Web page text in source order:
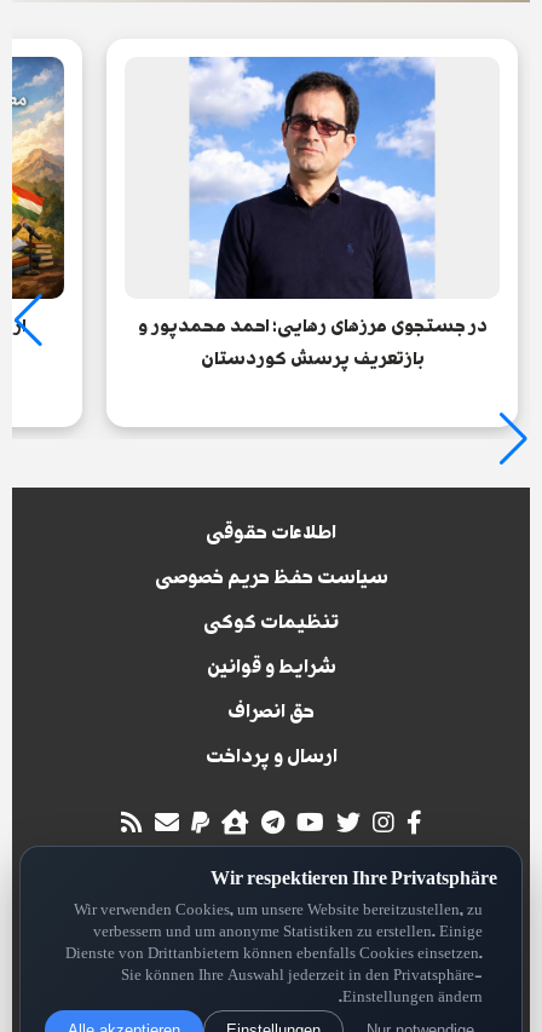
در جستجوی مرزهای رهایی؛ احمد محمدپور و
بازتعریف پرسش کوردستان
از
اطلاعات حقوقی
سیاست حفظ حریم خصوصی
تنظیمات کوکی
شرایط و قوانین
حق انصراف
ارسال و پرداخت
all rights reserved for
Hansa Digitall System Version: 2.3
Wir respektieren Ihre Privatsphäre
Wir verwenden Cookies, um unsere Website bereitzustellen, zu
verbessern und um anonyme Statistiken zu erstellen. Einige
Dienste von Drittanbietern können ebenfalls Cookies einsetzen.
Sie können Ihre Auswahl jederzeit in den Privatsphäre-
Einstellungen ändern.